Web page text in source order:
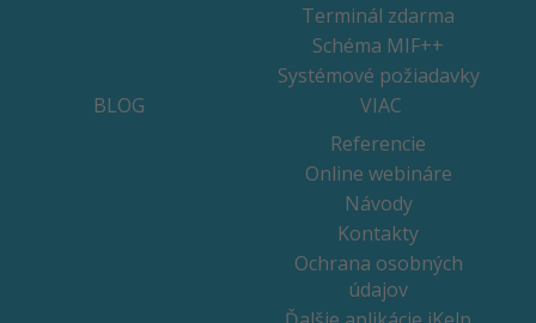
Terminál zdarma
Schéma MIF++
Systémové požiadavky
BLOG
VIAC
Referencie
Online webináre
Návody
Kontakty
Ochrana osobných
údajov